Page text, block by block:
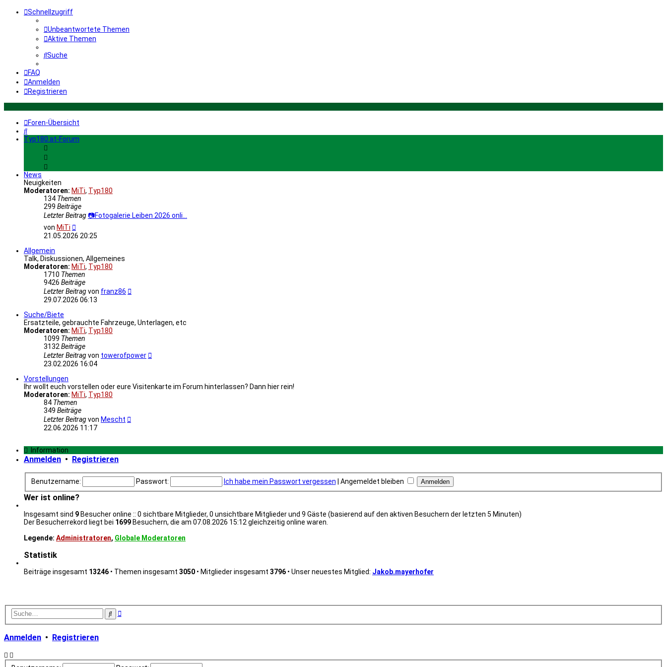
Schnellzugriff
Unbeantwortete Themen
Aktive Themen
Suche
FAQ
Anmelden
Registrieren
Foren-Übersicht
Suche
Typ180.at-Forum
News
Neuigkeiten
Moderatoren: MiTi, Typ180
134 Themen
299 Beiträge
Letzter Beitrag 📷Fotogalerie Leiben 2026 onli…
von MiTi
Beitrag
21.05.2026 20:25
Allgemein
Talk, Diskussionen, Allgemeines
Moderatoren: MiTi, Typ180
1710 Themen
9426 Beiträge
Letzter Beitragvon franz86
29.07.2026 06:13
Suche/Biete
Ersatzteile, gebrauchte Fahrzeuge, Unterlagen, etc
Moderatoren: MiTi, Typ180
1099 Themen
3132 Beiträge
Letzter Beitragvon towerofpower
23.02.2026 16:04
Vorstellungen
Ihr wollt euch vorstellen oder eure Visitenkarte im Forum hinterlassen? Dann hier rein!
Moderatoren: MiTi, Typ180
84 Themen
349 Beiträge
Letzter Beitragvon Mescht
22.06.2026 11:17
Information
Anmelden • Registrieren
Benutzername: Passwort: Ich habe mein Passwort vergessen Angemeldet bleiben
Wer ist online?
Insgesamt sind 9 Besucher online :: 0 sichtbare Mitglieder, 0 unsichtbare Mitglieder und 9 Gäste (basierend auf den aktiven Besuchern der letzten 5 Minuten)
Der Besucherrekord liegt bei 1699 Besuchern, die am 07.08.2026 15:12 gleichzeitig online waren.
Legende: Administratoren, Globale Moderatoren
Statistik
Beiträge insgesamt 13246 • Themen insgesamt 3050 • Mitglieder insgesamt 3796 • Unser neuestes Mitglied: Jakob.mayerhofer
SucheErweiterte
Anmelden • Registrieren